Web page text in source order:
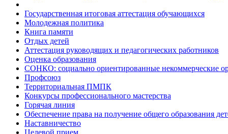
Государственная итоговая аттестация обучающихся
Молодежная политика
Книга памяти
Отдых детей
Аттестация руководящих и педагогических работников
Оценка образования
СОНКО: социально ориентированные некоммерческие
Профсоюз
Территориальная ПМПК
Конкурсы профессионального мастерства
Горячая линия
Обеспечение права на получение общего образования
Наставничество
Целевой прием